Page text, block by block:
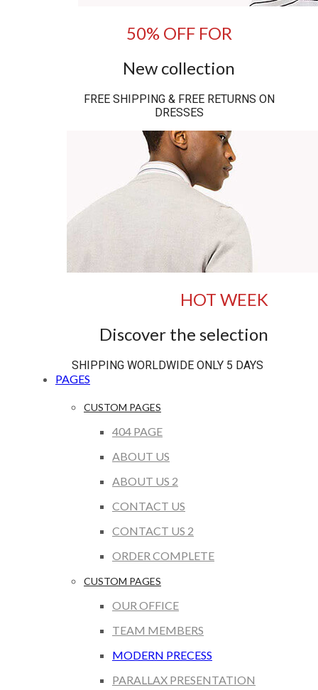
50% OFF FOR
New collection
FREE SHIPPING & FREE RETURNS ON
DRESSES
HOT WEEK
Discover the selection
SHIPPING WORLDWIDE ONLY 5 DAYS
PAGES
CUSTOM PAGES
404 PAGE
ABOUT US
ABOUT US 2
CONTACT US
CONTACT US 2
ORDER COMPLETE
CUSTOM PAGES
OUR OFFICE
TEAM MEMBERS
MODERN PRECESS
PARALLAX PRESENTATION